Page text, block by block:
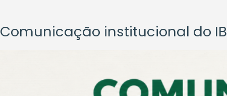
Comunicação institucional do